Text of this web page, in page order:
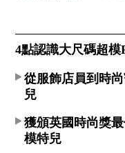
4點認識大尺碼超模
從服飾店員到時
兒
獲頒英國時尚獎
模特兒